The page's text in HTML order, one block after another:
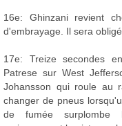
16e: Ghinzani revient
d'embrayage. Il sera
17e: Treize secondes
Patrese sur West
Johansson qui roule au
changer de pneus
de fumée surplombe